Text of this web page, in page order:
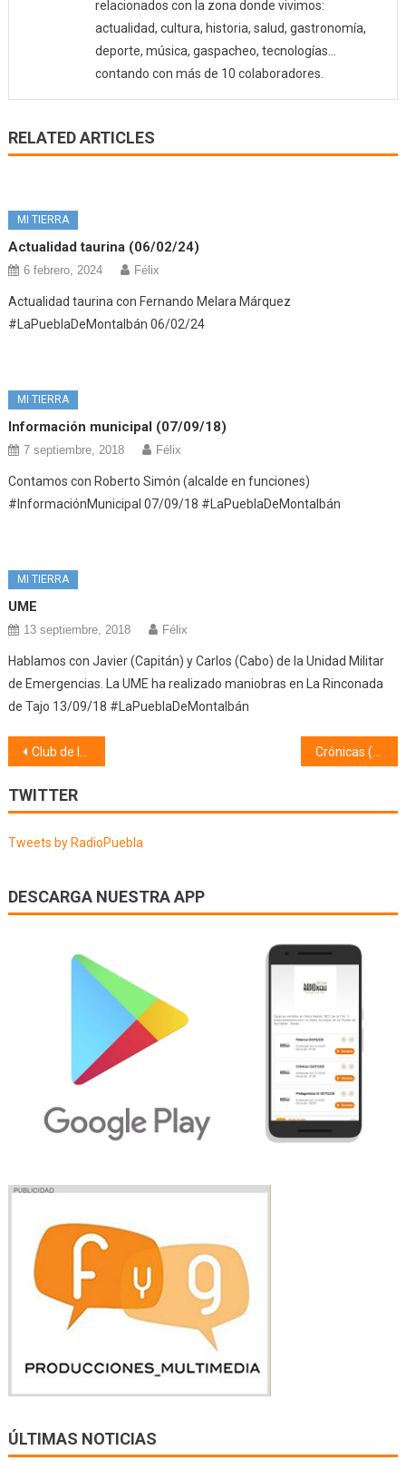
relacionados con la zona donde vivimos:
actualidad, cultura, historia, salud, gastronomía,
deporte, música, gaspacheo, tecnologías…
contando con más de 10 colaboradores.
RELATED ARTICLES
MI TIERRA
Actualidad taurina (06/02/24)
6 febrero, 2024 Félix
Actualidad taurina con Fernando Melara Márquez
#LaPueblaDeMontalbán 06/02/24
MI TIERRA
Información municipal (07/09/18)
7 septiembre, 2018 Félix
Contamos con Roberto Simón (alcalde en funciones)
#InformaciónMunicipal 07/09/18 #LaPueblaDeMontalbán
MI TIERRA
UME
13 septiembre, 2018 Félix
Hablamos con Javier (Capitán) y Carlos (Cabo) de la Unidad Militar
de Emergencias. La UME ha realizado maniobras en La Rinconada
de Tajo 13/09/18 #LaPueblaDeMontalbán
Navegación
de
entradas
Club de lectura Melibea (07/06/22)
TWITTER
Tweets by RadioPuebla
DESCARGA NUESTRA APP
ÚLTIMAS NOTICIAS